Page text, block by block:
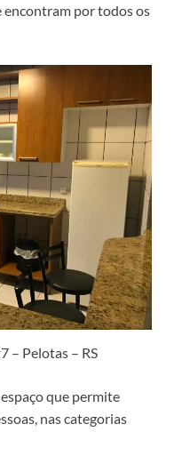
encontram por todos os
– Pelotas – RS
que permite
nas categorias